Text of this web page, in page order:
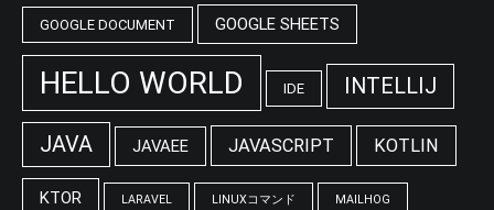
GOOGLE DOCUMENT GOOGLE SHEETS
HELLO WORLD IDE INTELLIJ
JAVA JAVAEE JAVASCRIPT KOTLIN
KTOR LARAVEL LINUXコマンド MAILHOG